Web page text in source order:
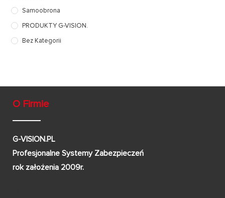
Samoobrona
PRODUKTY G-VISION.
Bez Kategorii
O Firmie
G-VISION.PL
Profesjonalne Systemy Zabezpieczeń
rok założenia 2009r.